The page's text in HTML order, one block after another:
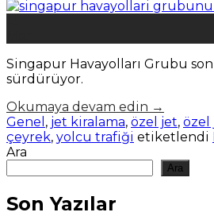
Singapur Havayolları Grubu
sürdürüyor.
Okumaya devam edin →
Genel , jet kiralama, özel jet, özel
çeyrek, yolcu trafiği etiketlendi
Ara
Ara
Son Yazılar